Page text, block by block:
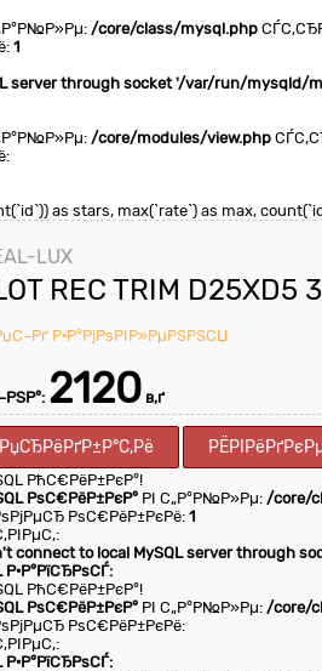
/core/class/mysql.php
1
server through socket '/var/run/mysqld/
/core/modules/view.php
as stars, max(`rate`) as max,
LUX
REC TRIM D25XD5
Р·Р°РјРѕРІР»РµРЅРЅСЏ
2120 в‚ґ
РџСЂРёРґР±Р°С‚Рё
РћС€РёР±РєР°!
РѕС€РёР±РєР° РІ С„Р°Р№Р»Рµ:/core/
РѕС€РёР±РєРё:1
connect to local MySQL server through
Р·Р°РїСЂРѕСЃ:
РћС€РёР±РєР°!
РѕС€РёР±РєР° РІ С„Р°Р№Р»Рµ:/core/
РѕС€РёР±РєРё:
Р·Р°РїСЂРѕСЃ: